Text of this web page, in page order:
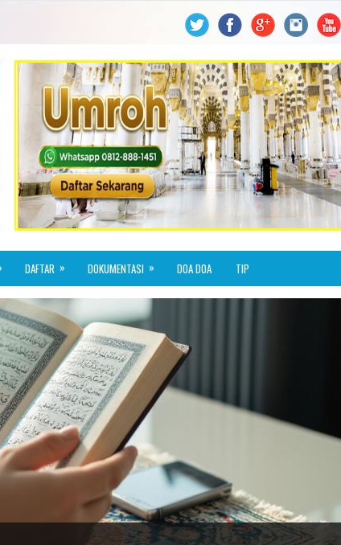
DAFTAR » DOKUMENTASI » DOA DOA TIP